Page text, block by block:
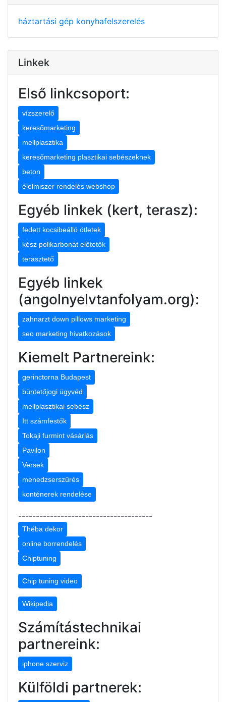
háztartási gép konyhafelszerelés
Linkek
Első linkcsoport:
vízszerelő
keresőmarketing
mellplasztika
keresőmarketing plasztikai sebészeknek
beton
élelmiszer rendelés webshop
Egyéb linkek (kert, terasz):
fedett kocsibeálló ötletek
kész polikarbonát előtetők
terasztető
Egyéb linkek
(angolnyelvtanfolyam.org):
zahnarzt down pillows marketing
seo marketing hivatkozások
Kiemelt Partnereink:
gerinctorna Budapest
büntetőjogi ügyvéd
mellplasztikai sebész
Itt számfestők
Tokaji furmint vásárlás
Pavilon
Versek
menedzserszűrés
konténerek rendelése
--------------------------------------
Théba dekor
online borrendelés
Chiptuning
Chip tuning video
Wikipedia
Számítástechnikai
partnereink:
iphone szerviz
Külföldi partnerek: